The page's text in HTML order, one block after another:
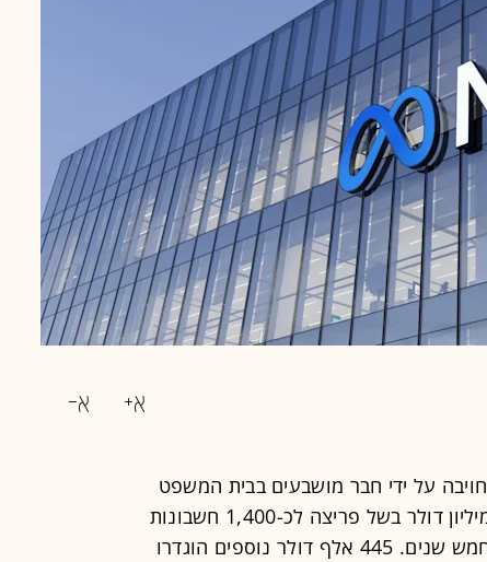
חברת הסייבר ההתקפי הישראלית NSO חויבה על ידי חבר מושבעים בבית המשפט
בארה"ב לשלם למטא פיצויים בסך 167 מיליון דולר בשל פריצה לכ-1,400 חשבונות
וואטסאפ, בתום משפט מתוקשר שארך חמש שנים. 445 אלף דולר נוספים הוגדרו